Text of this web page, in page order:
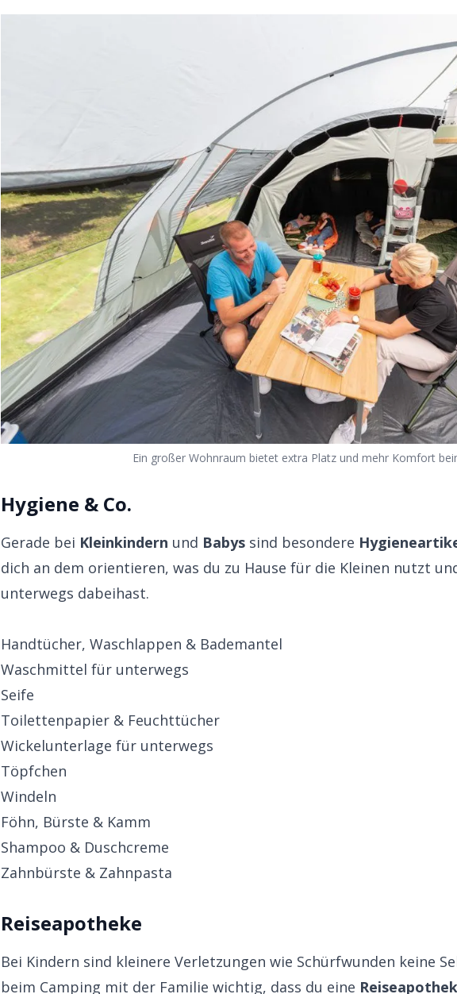
Ein großer Wohnraum bietet extra Platz und mehr Komfort
Hygiene & Co.
Gerade bei Kleinkindern und Babys sind besondere
dich an dem orientieren, was du zu Hause für die Kleinen nutzt
unterwegs dabeihast.
Handtücher, Waschlappen & Bademantel
Waschmittel für unterwegs
Seife
Toilettenpapier & Feuchttücher
Wickelunterlage für unterwegs
Töpfchen
Windeln
Föhn, Bürste & Kamm
Shampoo & Duschcreme
Zahnbürste & Zahnpasta
Reiseapotheke
Bei Kindern sind kleinere Verletzungen wie Schürfwunden keine
beim Camping mit der Familie wichtig, dass du eine